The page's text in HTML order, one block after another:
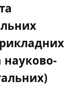
науково-